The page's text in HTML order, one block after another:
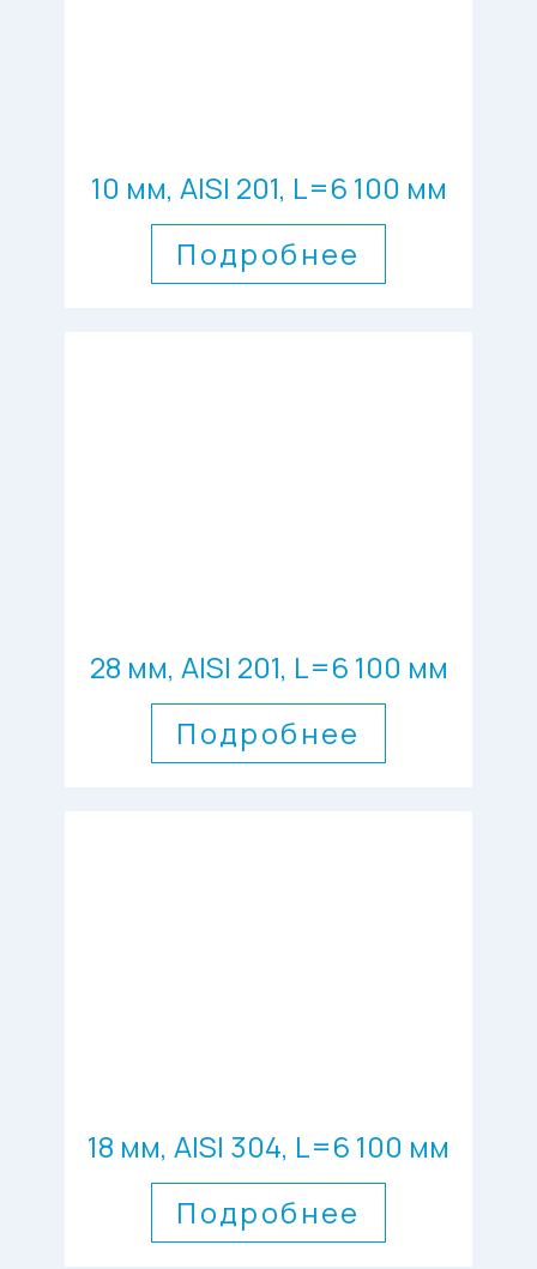
10 мм, AISI 201, L=6 100 мм
Подробнее
28 мм, AISI 201, L=6 100 мм
Подробнее
18 мм, AISI 304, L=6 100 мм
Подробнее